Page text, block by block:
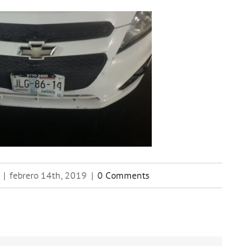
| febrero 14th, 2019 | 0 Comments